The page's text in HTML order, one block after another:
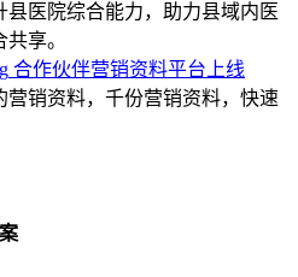
县医院综合能力，助力县域内医
享。
合作伙伴营销资料平台上线
营销资料，千份营销资料，快速